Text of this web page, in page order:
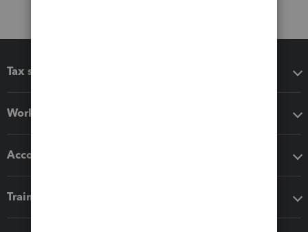
Tax software
Workflow add-ons
Accounting solutions
Training & support